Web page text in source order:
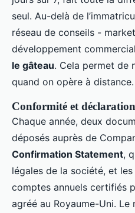
seul. Au-delà de
réseau de conseils -
développement
le gâteau. Cela permet de
quand on opère à distance.
Conformité et
Chaque année, deux
déposés auprès de
Confirmation Statement,
légales de la société, et les
comptes annuels certifiés
agréé au Royaume-Uni.